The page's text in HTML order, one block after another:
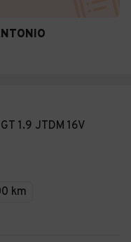
1.9 JTDM 16V
km